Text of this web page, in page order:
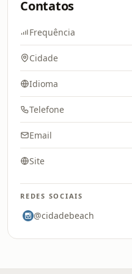
Contatos
Frequência
Cidade
Idioma
Telefone
Email
Site
REDES SOCIAIS
@cidadebeach